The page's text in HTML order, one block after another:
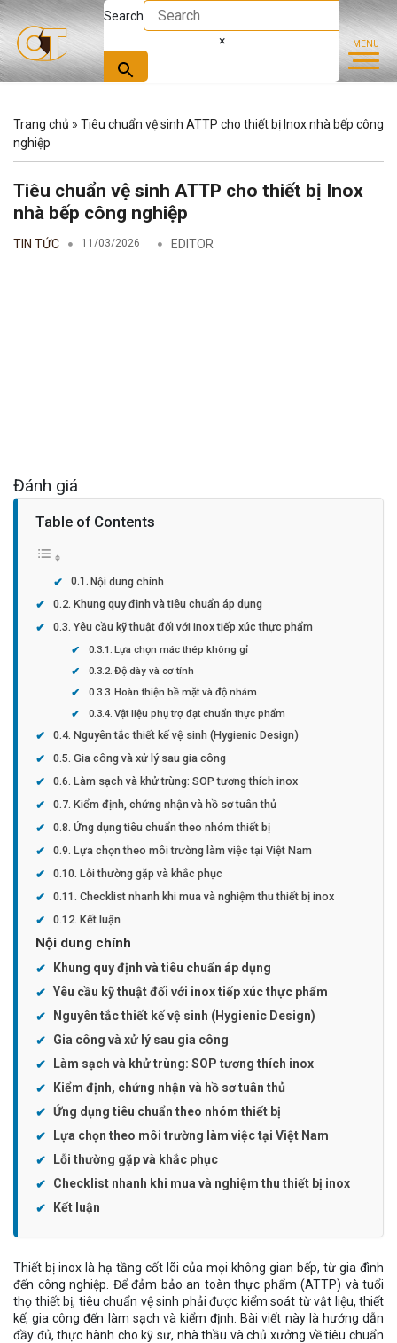
Search
×
Trang chủ » Tiêu chuẩn vệ sinh ATTP cho thiết bị Inox nhà bếp công
nghiệp
Tiêu chuẩn vệ sinh ATTP cho thiết bị Inox
nhà bếp công nghiệp
TIN TỨC 11/03/2026 EDITOR
Đánh giá
Table of Contents
Nội dung chính
Khung quy định và tiêu chuẩn áp dụng
Yêu cầu kỹ thuật đối với inox tiếp xúc thực phẩm
Lựa chọn mác thép không gỉ
Độ dày và cơ tính
Hoàn thiện bề mặt và độ nhám
Vật liệu phụ trợ đạt chuẩn thực phẩm
Nguyên tắc thiết kế vệ sinh (Hygienic Design)
Gia công và xử lý sau gia công
Làm sạch và khử trùng: SOP tương thích inox
Kiểm định, chứng nhận và hồ sơ tuân thủ
Ứng dụng tiêu chuẩn theo nhóm thiết bị
Lựa chọn theo môi trường làm việc tại Việt Nam
Lỗi thường gặp và khắc phục
Checklist nhanh khi mua và nghiệm thu thiết bị inox
Kết luận
Nội dung chính
Khung quy định và tiêu chuẩn áp dụng
Yêu cầu kỹ thuật đối với inox tiếp xúc thực phẩm
Nguyên tắc thiết kế vệ sinh (Hygienic Design)
Gia công và xử lý sau gia công
Làm sạch và khử trùng: SOP tương thích inox
Kiểm định, chứng nhận và hồ sơ tuân thủ
Ứng dụng tiêu chuẩn theo nhóm thiết bị
Lựa chọn theo môi trường làm việc tại Việt Nam
Lỗi thường gặp và khắc phục
Checklist nhanh khi mua và nghiệm thu thiết bị inox
Kết luận
Thiết bị inox là hạ tầng cốt lõi của mọi không gian bếp, từ gia đình
đến công nghiệp. Để đảm bảo an toàn thực phẩm (ATTP) và tuổi
thọ thiết bị, tiêu chuẩn vệ sinh phải được kiểm soát từ vật liệu, thiết
kế, gia công đến làm sạch và kiểm định. Bài viết này là hướng dẫn
đầy đủ, thực hành cho kỹ sư, nhà thầu và chủ xưởng về tiêu chuẩn